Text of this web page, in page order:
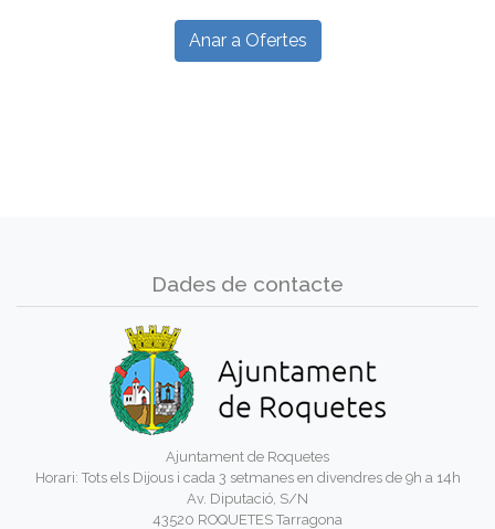
Anar a Ofertes
Dades de contacte
Ajuntament de Roquetes
Horari: Tots els Dijous i cada 3 setmanes en divendres de 9h a 14h
Av. Diputació, S/N
43520 ROQUETES Tarragona